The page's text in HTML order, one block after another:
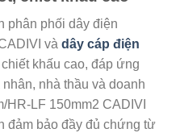
phân phối dây điện
và dây cáp điện
khấu cao, đáp ứng
nhà thầu và doanh
HR-LF 150mm2 CADIVI
đảm bảo đầy đủ chứng từ